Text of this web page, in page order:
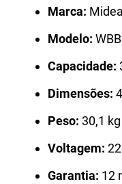
Marca: Midea
Modelo:
Capacidade:
Dimensões:
Peso: 30,1 kg
Voltagem:
Garantia: 12